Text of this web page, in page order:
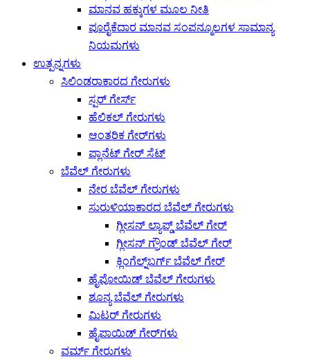
ಮಾನವ ಹಕ್ಕುಗಳ ಮೂಲ ನೀತಿ
ಪೂರೈಕೆದಾರ ಮಾನವ ಸಂಪನ್ಮೂಲಗಳ ಸಾಮಾನ್ಯ
ನಿಯಮಗಳು
ಉತ್ಪನ್ನಗಳು
ಸಿಲಿಂಡರಾಕಾರದ ಗೇರುಗಳು
ಸ್ಪರ್ ಗೇರ್ಸ್
ಹೆಲಿಕಲ್ ಗೇರುಗಳು
ಆಂತರಿಕ ಗೇರ್‌ಗಳು
ಪ್ಲಾನೆಟ್ ಗೇರ್ ಸೆಟ್
ಬೆವೆಲ್ ಗೇರುಗಳು
ನೇರ ಬೆವೆಲ್ ಗೇರುಗಳು
ಸುರುಳಿಯಾಕಾರದ ಬೆವೆಲ್ ಗೇರುಗಳು
ಗ್ಲೀಸನ್ ಲ್ಯಾಪ್ಡ್ ಬೆವೆಲ್ ಗೇರ್
ಗ್ಲೀಸನ್ ಗ್ರೌಂಡ್ ಬೆವೆಲ್ ಗೇರ್
ಕ್ಲಿಂಗೆಲ್ನ್‌ಬರ್ಗ್ ಬೆವೆಲ್ ಗೇರ್
ಹೈಪೋಯಿಡ್ ಬೆವೆಲ್ ಗೇರುಗಳು
ಶೂನ್ಯ ಬೆವೆಲ್ ಗೇರುಗಳು
ಮಿಟರ್ ಗೇರುಗಳು
ಹೈಪಾಯಿಡ್ ಗೇರ್‌ಗಳು
ವರ್ಮ್ ಗೇರುಗಳು